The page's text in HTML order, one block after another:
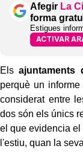
Afegir La
forma
Estigues
ACTIVAR
Els ajuntaments
perquè un
considerat entre
dos són els únics
el que evidencia
l'estiu, quan la